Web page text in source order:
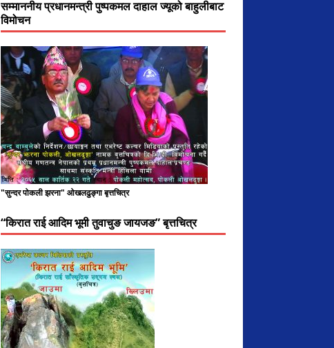
सम्माननीय प्रधानमन्त्री पुष्पकमल दाहाल ज्यूको बाहुलीबाट
विमोचन
"सुन्दर पोकली झरना" ओखलढुङ्गा बृत्तचित्र
“किरात राई आदिम भूमी तुवाचुङ जायजङ” बृत्तचित्र